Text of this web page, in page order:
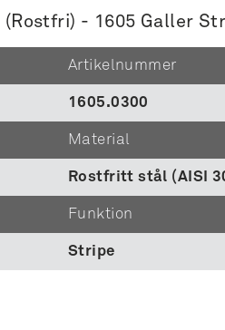
- 1605 Galler
Artikelnummer
1605.0300
Material
Rostfritt stål (AISI
Funktion
Stripe